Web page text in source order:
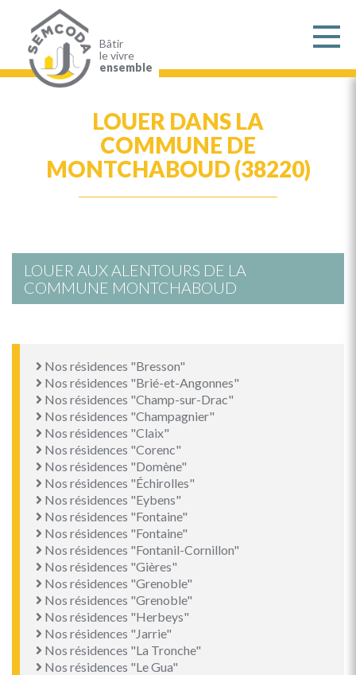
contenu
principal
Bâtir
le vivre
ensemble
LOUER DANS LA
COMMUNE DE
MONTCHABOUD (38220)
LOUER AUX ALENTOURS DE LA
COMMUNE MONTCHABOUD
Nos résidences "Bresson"
Nos résidences "Brié-et-Angonnes"
Nos résidences "Champ-sur-Drac"
Nos résidences "Champagnier"
Nos résidences "Claix"
Nos résidences "Corenc"
Nos résidences "Domène"
Nos résidences "Échirolles"
Nos résidences "Eybens"
Nos résidences "Fontaine"
Nos résidences "Fontaine"
Nos résidences "Fontanil-Cornillon"
Nos résidences "Gières"
Nos résidences "Grenoble"
Nos résidences "Grenoble"
Nos résidences "Herbeys"
Nos résidences "Jarrie"
Nos résidences "La Tronche"
Nos résidences "Le Gua"